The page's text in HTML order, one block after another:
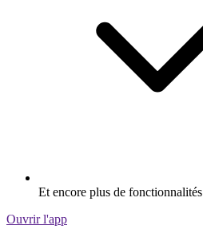
Et encore plus de fonctionnalités
Ouvrir l'app